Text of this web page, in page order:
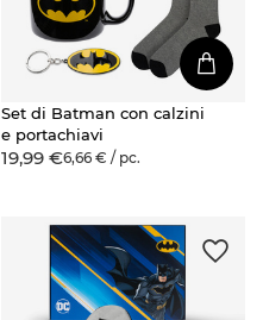
Set di Batman con calzini
e portachiavi
19,99 €6,66 € / pc.